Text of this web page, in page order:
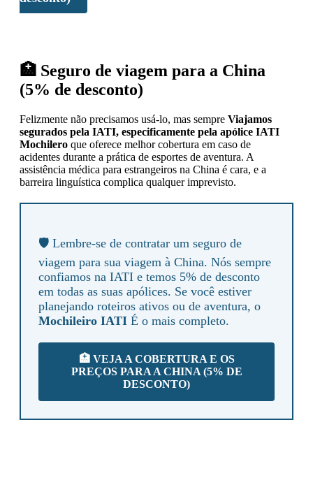
🏥 Seguro de viagem para a China
(5% de desconto)
Felizmente não precisamos usá-lo, mas sempre Viajamos
segurados pela IATI, especificamente pela apólice IATI
Mochilero que oferece melhor cobertura em caso de
acidentes durante a prática de esportes de aventura. A
assistência médica para estrangeiros na China é cara, e a
barreira linguística complica qualquer imprevisto.
🛡️ Lembre-se de contratar um seguro de
viagem para sua viagem à China. Nós sempre
confiamos na IATI e temos 5% de desconto
em todas as suas apólices. Se você estiver
planejando roteiros ativos ou de aventura, o
Mochileiro IATI É o mais completo.
🏥 VEJA A COBERTURA E OS
PREÇOS PARA A CHINA (5% DE
DESCONTO)